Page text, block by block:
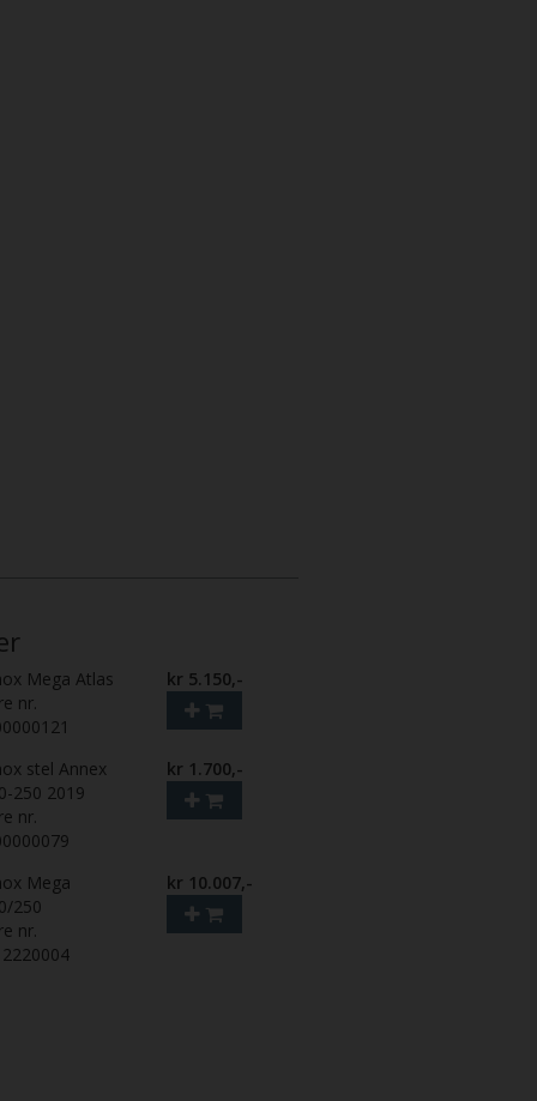
Mega Atlas
nr.
kr 5.150,-
stel Annex
250 2019
nr.
kr 1.700,-
Mega
250
nr.
kr 10.007,-